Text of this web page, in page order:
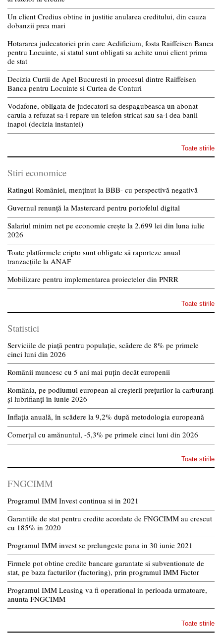
Un client Credius obtine in justitie anularea creditului, din cauza
dobanzii prea mari
Hotararea judecatoriei prin care Aedificium, fosta Raiffeisen Banca
pentru Locuinte, si statul sunt obligati sa achite unui client prima
de stat
Decizia Curtii de Apel Bucuresti in procesul dintre Raiffeisen
Banca pentru Locuinte si Curtea de Conturi
Vodafone, obligata de judecatori sa despagubeasca un abonat
caruia a refuzat sa-i repare un telefon stricat sau sa-i dea banii
inapoi (decizia instantei)
Toate stirile
Stiri economice
Ratingul României, menținut la BBB- cu perspectivă negativă
Guvernul renunță la Mastercard pentru portofelul digital
Salariul minim net pe economie crește la 2.699 lei din luna iulie
2026
Toate platformele cripto sunt obligate să raporteze anual
tranzacțiile la ANAF
Mobilizare pentru implementarea proiectelor din PNRR
Toate stirile
Statistici
Serviciile de piață pentru populație, scădere de 8% pe primele
cinci luni din 2026
Românii muncesc cu 5 ani mai puțin decât europenii
România, pe podiumul european al creșterii prețurilor la carburanți
și lubrifianți în iunie 2026
Inflația anuală, în scădere la 9,2% după metodologia europeană
Comerțul cu amănuntul, -5,3% pe primele cinci luni din 2026
Toate stirile
FNGCIMM
Programul IMM Invest continua si in 2021
Garantiile de stat pentru credite acordate de FNGCIMM au crescut
cu 185% in 2020
Programul IMM invest se prelungeste pana in 30 iunie 2021
Firmele pot obtine credite bancare garantate si subventionate de
stat, pe baza facturilor (factoring), prin programul IMM Factor
Programul IMM Leasing va fi operational in perioada urmatoare,
anunta FNGCIMM
Toate stirile